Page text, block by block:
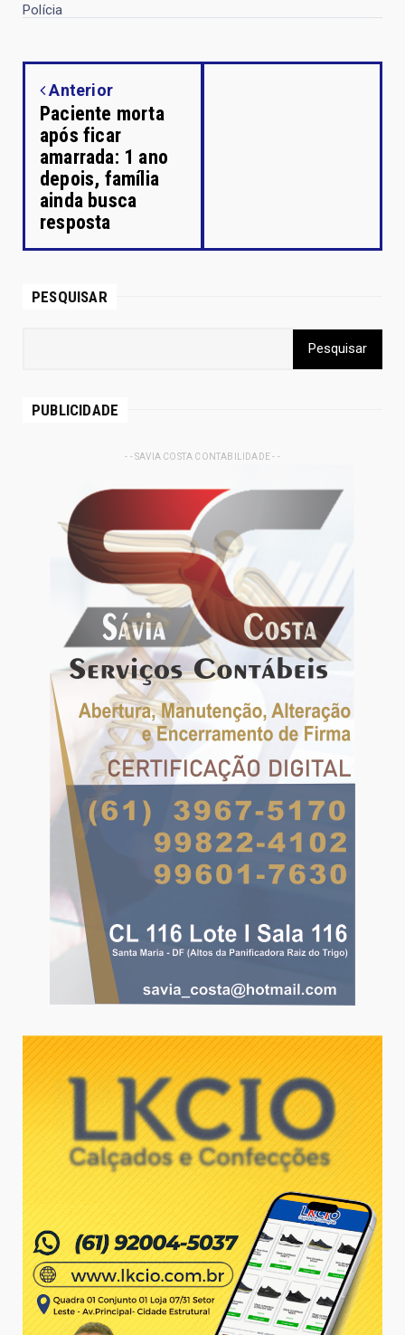
Polícia
Anterior
Paciente morta
após ficar
amarrada: 1 ano
depois, família
ainda busca
resposta
PESQUISAR
PUBLICIDADE
- - SAVIA COSTA CONTABILIDADE - -